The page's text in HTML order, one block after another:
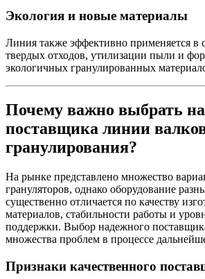
Экология и новые материалы
Линия также эффективно применяется в
твердых отходов, утилизации пыли и
экологичных гранулированных
Почему важно выбрать
поставщика линии
гранулирования?
На рынке представлено множество
грануляторов, однако оборудование
существенно отличается по качеству
материалов, стабильности работы и
поддержки. Выбор надежного
множества проблем в процессе
Признаки качественного